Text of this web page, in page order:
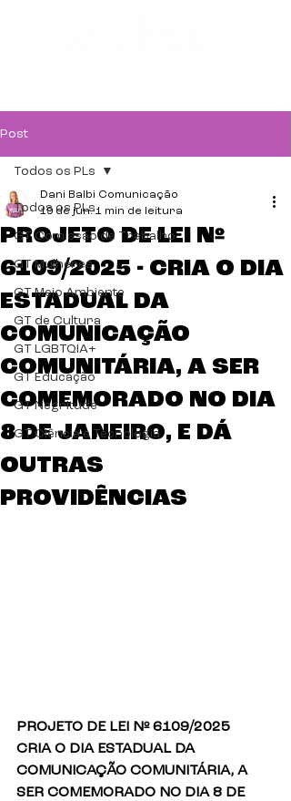
Post
Todos os PLs
GT Comissão de Trabalho
GT Mulheres
GT Meio Ambiente
GT de Cultura
GT LGBTQIA+
GT Educação
GT Negritude
GT Ciência e Tecnologia
Todos os PLs
PROJETO DE LEI Nº
6109/2025 - CRIA O DIA
ESTADUAL DA
COMUNICAÇÃO
COMUNITÁRIA, A SER
COMEMORADO NO DIA
8 DE JANEIRO, E DÁ
OUTRAS
PROVIDÊNCIAS
Dani Balbi Comunicação
19 de jun. 1 min de leitura
PROJETO DE LEI Nº 6109/2025
CRIA O DIA ESTADUAL DA
COMUNICAÇÃO COMUNITÁRIA, A
SER COMEMORADO NO DIA 8 DE